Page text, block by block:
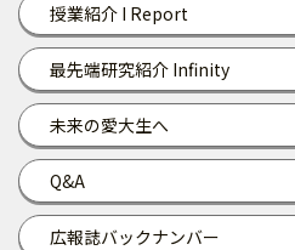
授業紹介 I Report
最先端研究紹介 Infinity
未来の愛大生へ
Q&A
広報誌バックナンバー